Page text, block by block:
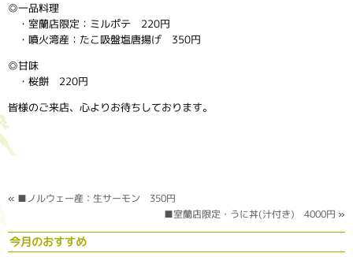
◎一品料理
・室蘭店限定：ミルポテ 220円
・噴火湾産：たこ吸盤塩唐揚げ 350円
◎甘味
・桜餅 220円
皆様のご来店、心よりお待ちしております。
« ■ノルウェー産：生サーモン 350円
■室蘭店限定・うに丼(汁付き) 4000円 »
今月のおすすめ